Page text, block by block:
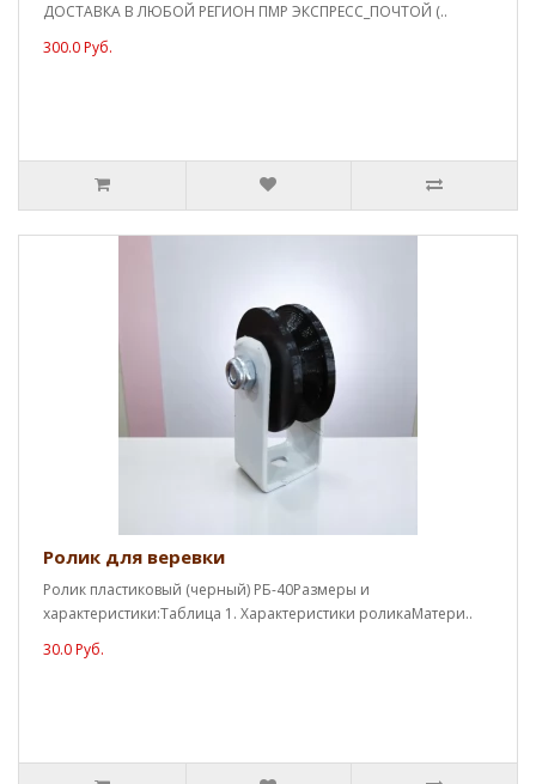
ДОСТАВКА В ЛЮБОЙ РЕГИОН ПМР ЭКСПРЕСС_ПОЧТОЙ (..
300.0 Руб.
Ролик для веревки
Ролик пластиковый (черный) РБ-40Размеры и
характеристики:Таблица 1. Характеристики роликаМатери..
30.0 Руб.